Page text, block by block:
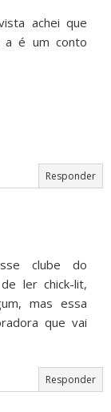
achei que
a é um conto
Responder
clube do
ler chick-lit,
mas essa
que vai
Responder